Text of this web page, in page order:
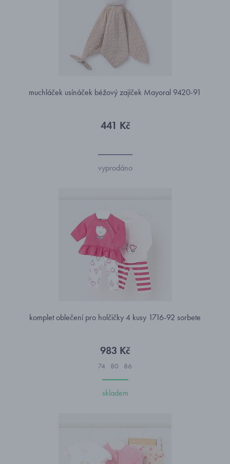
muchláček usínáček béžový zajíček Mayoral 9420-91
441 Kč
vyprodáno
komplet oblečení pro holčičky 4 kusy 1716-92 sorbete
983 Kč
74 80 86
skladem